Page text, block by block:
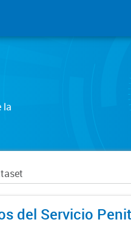
la
del Servicio